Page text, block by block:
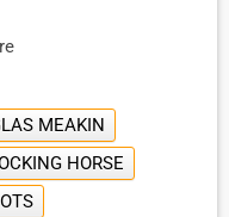
MEAKIN
HORSE